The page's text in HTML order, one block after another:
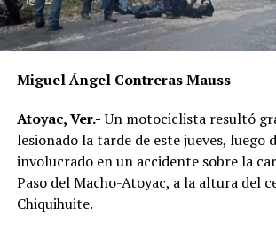
Miguel Ángel Contreras Mauss
Atoyac, Ver.-Un motociclista resultó
lesionado la tarde de este jueves, luego
involucrado en un accidente sobre la
Paso del Macho-Atoyac, a la altura del
Chiquihuite.